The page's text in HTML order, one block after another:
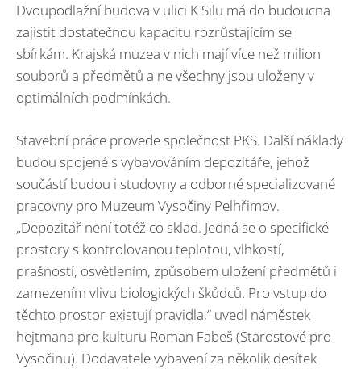
Dvoupodlažní budova v ulici K Silu má do budoucna
zajistit dostatečnou kapacitu rozrůstajícím se
sbírkám. Krajská muzea v nich mají více než milion
souborů a předmětů a ne všechny jsou uloženy v
optimálních podmínkách.
Stavební práce provede společnost PKS. Další náklady
budou spojené s vybavováním depozitáře, jehož
součástí budou i studovny a odborné specializované
pracovny pro Muzeum Vysočiny Pelhřimov.
„Depozitář není totéž co sklad. Jedná se o specifické
prostory s kontrolovanou teplotou, vlhkostí,
prašností, osvětlením, způsobem uložení předmětů i
zamezením vlivu biologických škůdců. Pro vstup do
těchto prostor existují pravidla,“ uvedl náměstek
hejtmana pro kulturu Roman Fabeš (Starostové pro
Vysočinu). Dodavatele vybavení za několik desítek